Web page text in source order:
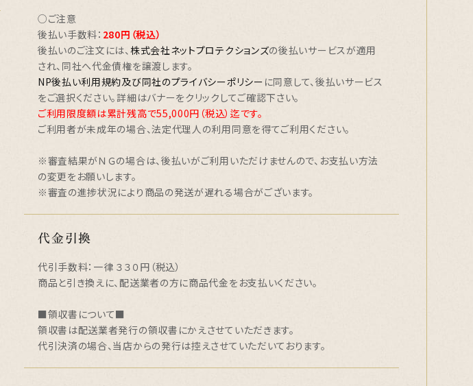
○ご注意
後払い手数料： 280円（税込）
後払いのご注文には、株式会社ネットプロテクションズの後払いサービスが適用
され、同社へ代金債権を譲渡します。
NP後払い利用規約及び同社のプライバシーポリシー に同意して、後払いサービス
をご選択ください。詳細はバナーをクリックしてご確認下さい。
ご利用限度額は累計残高で55,000円（税込）迄です。
ご利用者が未成年の場合、法定代理人の利用同意を得てご利用ください。
※審査結果がＮＧの場合は、後払いがご利用いただけませんので、お支払い方法
の変更をお願いします。
※審査の進捗状況により商品の発送が遅れる場合がございます。
代金引換
代引手数料：一律 ３３０円（税込）
商品と引き換えに、配送業者の方に商品代金をお支払いください。
■領収書について■
領収書は配送業者発行の領収書にかえさせていただきます。
代引決済の場合、当店からの発行は控えさせていただいております。